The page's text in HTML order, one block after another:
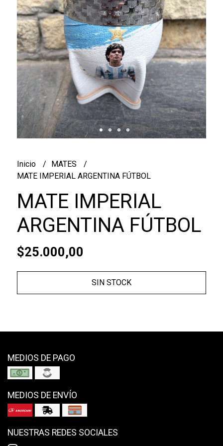
Inicio
MATES
MATE IMPERIAL ARGENTINA FÚTBOL
MATE IMPERIAL
ARGENTINA FÚTBOL
$25.000,00
SIN STOCK
MEDIOS DE PAGO
MEDIOS DE ENVÍO
NUESTRAS REDES SOCIALES